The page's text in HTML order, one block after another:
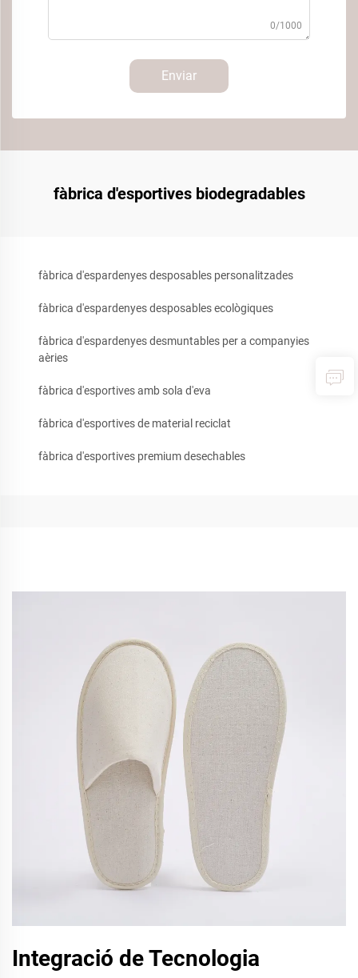
0/1000
Enviar
fàbrica d'esportives biodegradables
fàbrica d'espardenyes desposables personalitzades
fàbrica d'espardenyes desposables ecològiques
fàbrica d'espardenyes desmuntables per a companyies
aèries
fàbrica d'esportives amb sola d'eva
fàbrica d'esportives de material reciclat
fàbrica d'esportives premium desechables
Integració de Tecnologia